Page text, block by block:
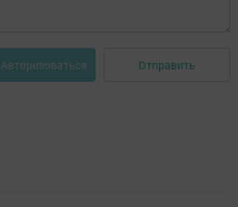
Авторизоваться Отправить